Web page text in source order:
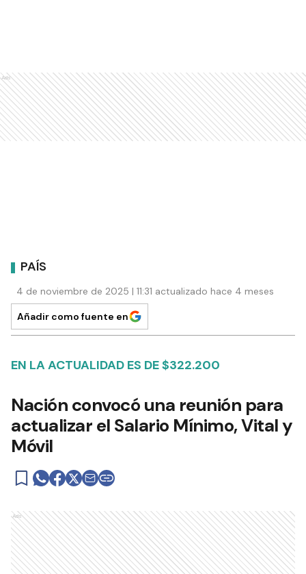
Ads
PAÍS
4 de noviembre de 2025 | 11:31 actualizado hace 4 meses
Añadir como fuente en
EN LA ACTUALIDAD ES DE $322.200
Nación convocó una reunión para
actualizar el Salario Mínimo, Vital y
Móvil
Ads